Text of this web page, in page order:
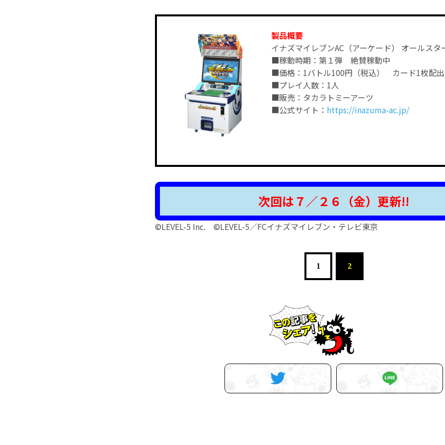
製品概要
イナズマイレブンAC（アーケード） オールスタ
■稼動時期：第１弾 絶賛稼動中
■価格：1バトル100円（税込） カード1枚配出
■プレイ人数：1人
■販売：タカラトミーアーツ
■公式サイト： https://inazuma-ac.jp/
次回は７／２６ （金）更新!!
©LEVEL-5 Inc. ©LEVEL-5／FCイナズマイレブン・テレビ東京
1 2